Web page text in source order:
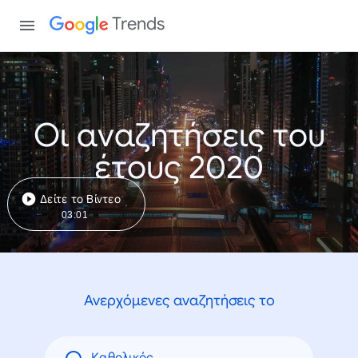
Trends
Οι αναζητήσεις του
έτους 2020
Δείτε το Βίντεο
03:01
Ανερχόμενες αναζητήσεις το